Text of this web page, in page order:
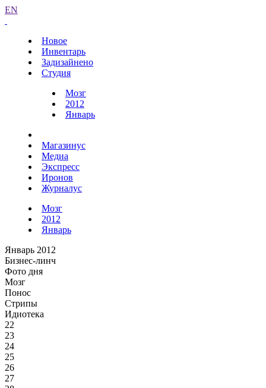
EN
Новое
Инвентарь
Задизайнено
Студия
Мозг
2012
Январь
Магазинус
Медиа
Экспресс
Иронов
Журналус
Мозг
2012
Январь
Январь 2012
Бизнес-линч
Фото дня
Мозг
Понос
Стрипы
Идиотека
22
23
24
25
26
27